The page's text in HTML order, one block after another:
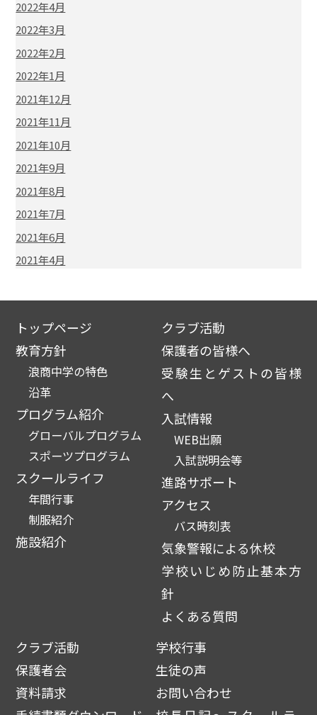
2022年4月
2022年3月
2022年2月
2022年1月
2021年12月
2021年11月
2021年10月
2021年9月
2021年8月
2021年7月
2021年6月
2021年4月
トップページ
教育方針
浪商中学の特色
沿革
プログラム紹介
グローバルプログラム
スポーツプログラム
スクールライフ
年間行事
制服紹介
施設紹介
クラブ活動
保護者の皆様へ
受験生とゲストの皆様
へ
入試情報
WEB出願
入試説明会等
進路サポート
アクセス
バス時刻表
気象警報による休校
学校いじめ防止基本方
針
よくある質問
クラブ活動
学校行事
保護者会
生徒の声
資料請求
お問い合わせ